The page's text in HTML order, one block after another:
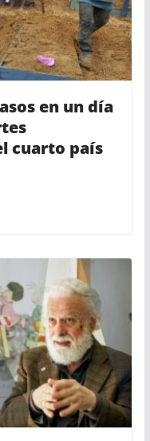
en un día
cuarto país